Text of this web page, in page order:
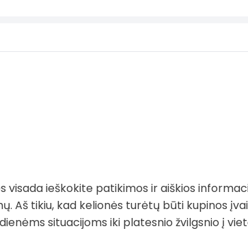
visada ieškokite patikimos ir aiškios
Aš tikiu, kad kelionės turėtų būti kupinos
situacijoms iki platesnio žvilgsnio į